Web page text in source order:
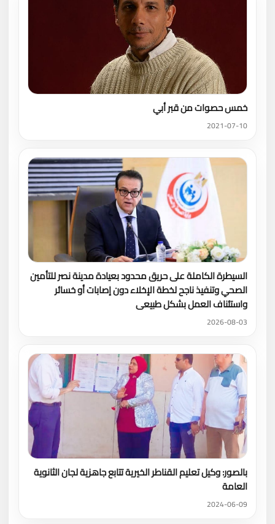
خمس حصوات من قبر أبي
2021-07-10
السيطرة الكاملة على حريق محدود بعيادة مدينة نصر للتأمين
الصحي وتنفيذ ناجح لخطة الإخلاء دون إصابات أو خسائر
واستئناف العمل بشكل طبيعى
2026-08-03
بالصور: وكيل تعليم القناطر الخيرية تتابع جاهزية لجان الثانوية
العامة
2024-06-09